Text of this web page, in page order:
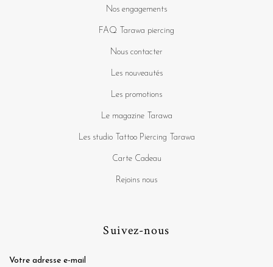
Nos engagements
FAQ Tarawa piercing
Nous contacter
Les nouveautés
Les promotions
Le magazine Tarawa
Les studio Tattoo Piercing Tarawa
Carte Cadeau
Rejoins nous
Suivez-nous
Votre adresse e-mail